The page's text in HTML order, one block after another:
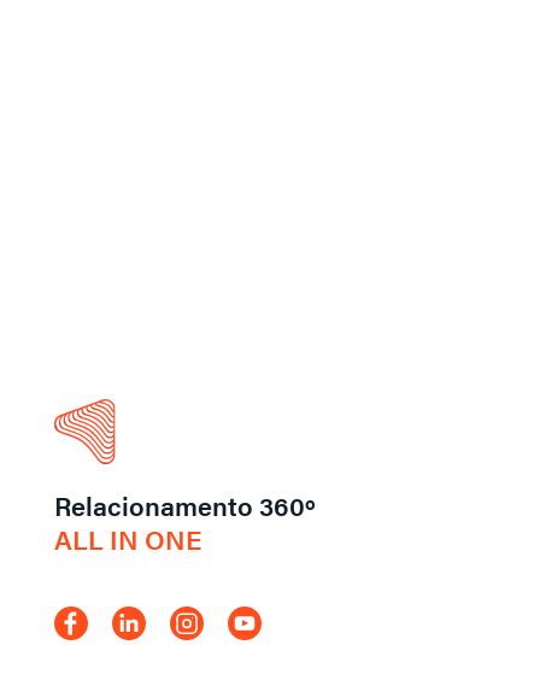
Relacionamento 360º
ALL IN ONE